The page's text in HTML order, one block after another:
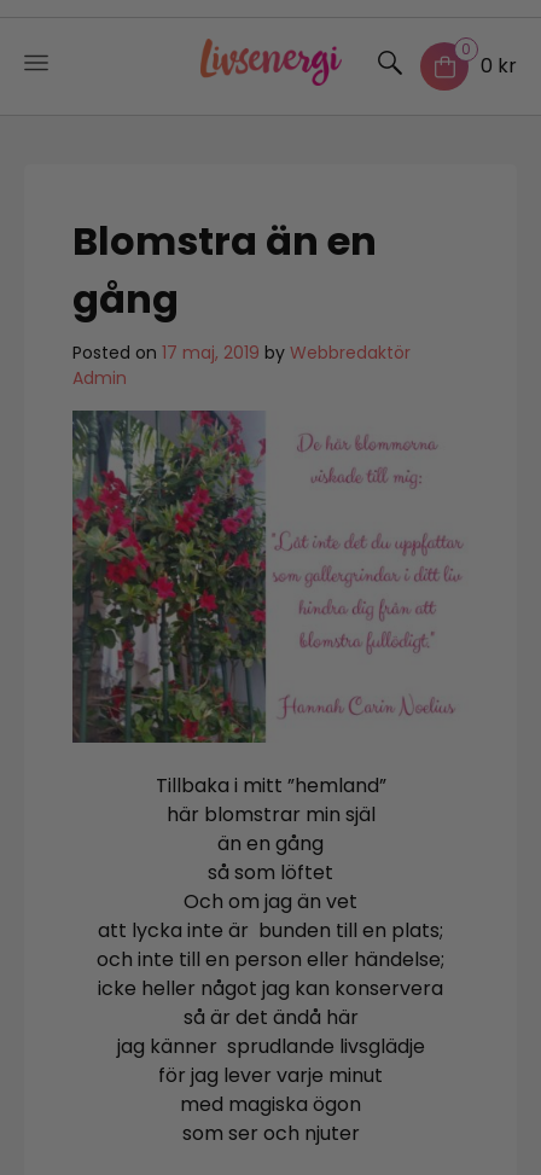
0
0 kr
Blomstra än en
gång
Posted on 17 maj, 2019 by Webbredaktör
Admin
Tillbaka i mitt ”hemland”
här blomstrar min själ
än en gång
så som löftet
Och om jag än vet
att lycka inte är bunden till en plats;
och inte till en person eller händelse;
icke heller något jag kan konservera
så är det ändå här
jag känner sprudlande livsglädje
för jag lever varje minut
med magiska ögon
som ser och njuter